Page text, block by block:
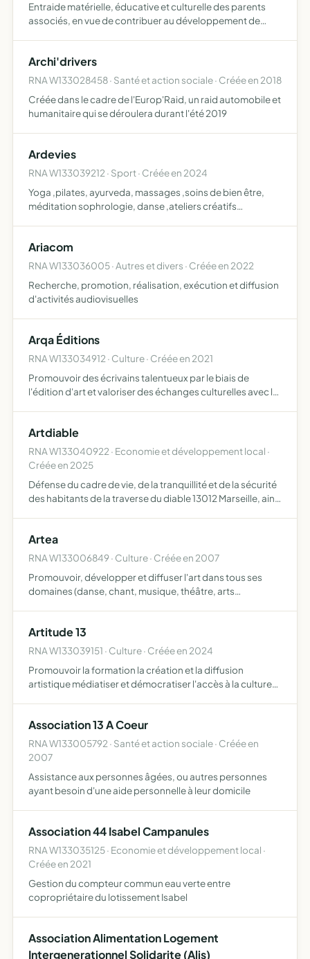
Entraide matérielle, éducative et culturelle des parents
associés, en vue de contribuer au développement de
Archi'drivers
RNA W133028458 · Santé et action sociale · Créée en 2018
Créée dans le cadre de l'Europ'Raid, un raid automobile et
humanitaire qui se déroulera durant l'été 2019
Ardevies
RNA W133039212 · Sport · Créée en 2024
Yoga ,pilates, ayurveda, massages ,soins de bien être,
méditation sophrologie, danse ,ateliers créatifs
maladies e…
Ariacom
RNA W133036005 · Autres et divers · Créée en 2022
Recherche, promotion, réalisation, exécution et diffusion
d'activités audiovisuelles
Arqa Éditions
RNA W133034912 · Culture · Créée en 2021
Promouvoir des écrivains talentueux par le biais de
l'édition d'art et valoriser des échanges culturelles avec le
Artdiable
RNA W133040922 · Economie et développement local ·
Créée en 2025
Défense du cadre de vie, de la tranquillité et de la sécurité
des habitants de la traverse du diable 13012 Marseille, ainsi
Artea
RNA W133006849 · Culture · Créée en 2007
Promouvoir, développer et diffuser l'art dans tous ses
domaines (danse, chant, musique, théâtre, arts
relativ…
Artitude 13
RNA W133039151 · Culture · Créée en 2024
Promouvoir la formation la création et la diffusion
artistique médiatiser et démocratiser l'accès à la culture
Association 13 A Coeur
RNA W133005792 · Santé et action sociale · Créée en
2007
Assistance aux personnes âgées, ou autres personnes
ayant besoin d'une aide personnelle à leur domicile
Association 44 Isabel Campanules
RNA W133035125 · Economie et développement local ·
Créée en 2021
Gestion du compteur commun eau verte entre
copropriétaire du lotissement Isabel
Association Alimentation Logement
Intergenerationnel Solidarite (Alis)